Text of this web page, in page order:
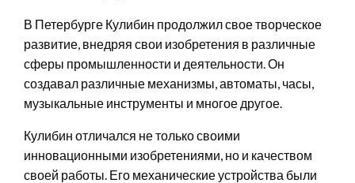
В Петербурге Кулибин продолжил свое творческое
развитие, внедряя свои изобретения в различные
сферы промышленности и деятельности. Он
создавал различные механизмы, автоматы, часы,
музыкальные инструменты и многое другое.
Кулибин отличался не только своими
инновационными изобретениями, но и качеством
своей работы. Его механические устройства были